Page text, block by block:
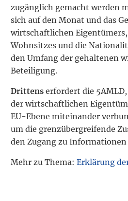
zugänglich gemacht werden
sich auf den Monat und das
wirtschaftlichen Eigentümers,
Wohnsitzes und die
den Umfang der gehaltenen
Beteiligung.
Drittens erfordert die
der wirtschaftlichen
EU-Ebene miteinander
um die grenzübergreifende
den Zugang zu
Mehr zu Thema:Erklärung